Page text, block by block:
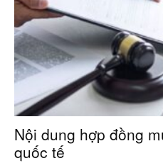
Nội dung hợp đồng
quốc tế